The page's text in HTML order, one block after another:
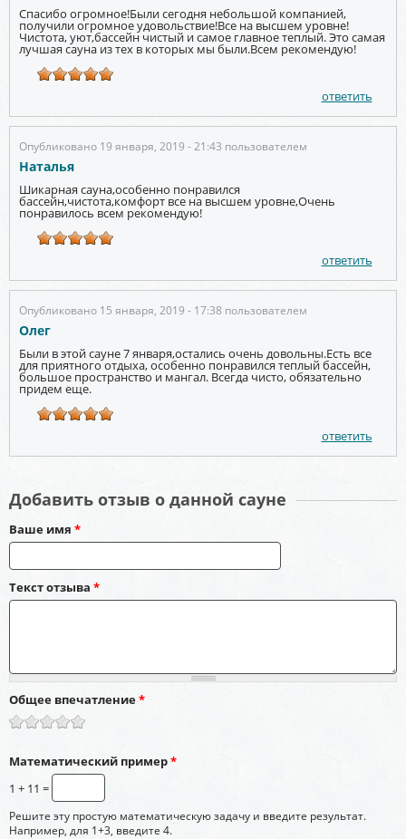
Спасибо огромное!Были сегодня небольшой компанией,
получили огромное удовольствие!Все на высшем уровне!
Чистота, уют,бассейн чистый и самое главное теплый. Это самая
лучшая сауна из тех в которых мы были.Всем рекомендую!
ответить
Опубликовано 19 января, 2019 - 21:43 пользователем
Наталья
Шикарная сауна,особенно понравился
бассейн,чистота,комфорт все на высшем уровне,Очень
понравилось всем рекомендую!
ответить
Опубликовано 15 января, 2019 - 17:38 пользователем
Олег
Были в этой сауне 7 января,остались очень довольны.Есть все
для приятного отдыха, особенно понравился теплый бассейн,
большое пространство и мангал. Всегда чисто, обязательно
придем еще.
ответить
Добавить отзыв о данной сауне
Ваше имя *
Текст отзыва *
Общее впечатление*
Математический пример*
1 + 11 =
Решите эту простую математическую задачу и введите результат.
Например, для 1+3, введите 4.